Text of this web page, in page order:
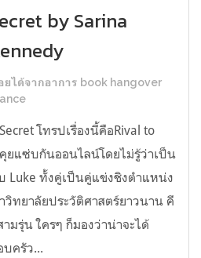
by Sarina
ยได้จากอาการ book hangover
โทรปเรื่องนี้คือRival to
ยแซ่บกันออนไลน์โดยไม่รู้ว่าเป็น
Luke ทั้งคู่เป็นคู่แข่งชิงตำแหน่ง
ทยาลัยประวัติศาสตร์ยาวนาน คี
มรุ่น ใครๆ ก็มองว่าน่าจะได้
ครัว...